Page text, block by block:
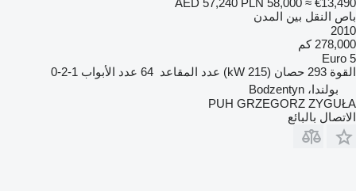
باص النقل بين المدن
2010
278,000 كم
Euro 5
القوة 293 حصان (215 kW) عدد المقاعد 64 عدد الأبواب 1-2-0
بولندا، Bodzentyn
PUH GRZEGORZ ZYGUŁA
الاتصال بالبائع